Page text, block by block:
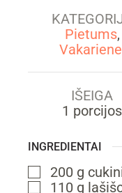
Pietums,
IŠEIGA
1 porcijos
INGREDIENTAI
▢
200 g
▢
110 g